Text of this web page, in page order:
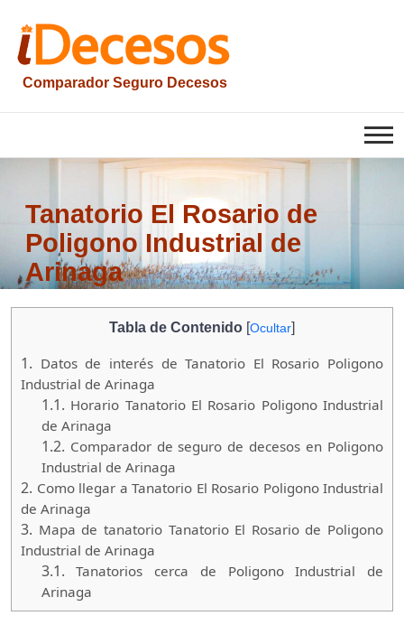
contenido
Comparador Seguro Decesos
iesquelas
Tanatorio El Rosario de
Poligono Industrial de
Arinaga
Tabla de Contenido [Ocultar]
1. Datos de interés de Tanatorio El Rosario Poligono
Industrial de Arinaga
1.1. Horario Tanatorio El Rosario Poligono Industrial
de Arinaga
1.2. Comparador de seguro de decesos en Poligono
Industrial de Arinaga
2. Como llegar a Tanatorio El Rosario Poligono Industrial
de Arinaga
3. Mapa de tanatorio Tanatorio El Rosario de Poligono
Industrial de Arinaga
3.1. Tanatorios cerca de Poligono Industrial de
Arinaga